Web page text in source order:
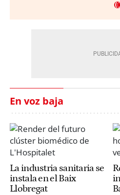
En voz baja
La industria sanitaria se
instala en el Baix
Llobregat